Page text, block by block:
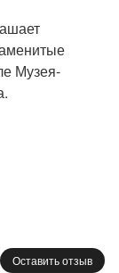
Музея-
чистотой и
маленького
и
звук,
Оставить отзыв